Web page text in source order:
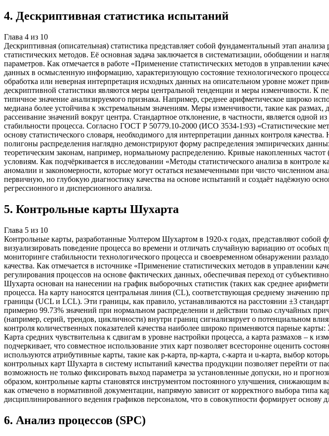
4. Дескриптивная статистика испытаний
Глава 4 из 10
Дескриптивная (описательная) статистика представляет собой фундаментальный этап
статистических методов. Её основная задача заключается в систематизации, обобщении и
параметров. Как отмечается в работе «Применение статистических методов в управлении
данных в осмысленную информацию, характеризующую состояние технологического
обработка или неверная интерпретация исходных данных на описательном уровне может
дескриптивной статистики являются меры центральной тенденции и меры изменчивости. К
типичное значение анализируемого признака. Например, среднее арифметическое широко
медиана более устойчива к экстремальным значениям. Меры изменчивости, такие как
рассеивание значений вокруг центра. Стандартное отклонение, в частности, является
стабильности процесса. Согласно ГОСТ Р 50779.10-2000 (ИСО 3534-1:93) «Статистические
основу статистического словаря, необходимого для интерпретации данных контроля
полигоны распределения наглядно демонстрируют форму распределения эмпирических
теоретическим законам, например, нормальному распределению. Кривые накопленных
условиям. Как подчёркивается в исследовании «Методы статистического анализа в контроле
аномалии и закономерности, которые могут остаться незамеченными при чисто численном
первичную, но глубокую диагностику качества на основе испытаний и создаёт надёжную
регрессионного и дисперсионного анализа.
5. Контрольные карты Шухарта
Глава 5 из 10
Контрольные карты, разработанные Уолтером Шухартом в 1920-х годах, представляют собой
визуализировать поведение процесса во времени и отличать случайную вариацию от особых
мониторинге стабильности технологического процесса и своевременном обнаружении
качества. Как отмечается в источнике «Применение статистических методов в управлении
регулирования процессов на основе фактических данных, обеспечивая переход от
Шухарта основан на нанесении на график выборочных статистик (таких как среднее
процесса. На карту наносятся центральная линия (CL), соответствующая среднему значению
границы (UCL и LCL). Эти границы, как правило, устанавливаются на расстоянии ±3
примерно 99.73% значений при нормальном распределении и действии только случайных
(например, серий, трендов, цикличности) внутри границ сигнализирует о потенциальном
контроля количественных показателей качества наиболее широко применяются парные
Карта средних чувствительна к сдвигам в уровне настройки процесса, а карта размахов – к
подчеркивает, что совместное использование этих карт позволяет всесторонне оценить
используются атрибутивные карты, такие как p-карта, np-карта, c-карта и u-карта, выбор
контрольных карт Шухарта в систему испытаний качества продукции позволяет перейти
возможность не только фиксировать выход параметра за установленные допуски, но и
образом, контрольные карты становятся инструментом постоянного улучшения,
как отмечено в нормативной документации, напрямую зависит от корректного выбора типа
дисциплинированного ведения графиков персоналом, что в совокупности формирует основу
6. Анализ процессов (SPC)